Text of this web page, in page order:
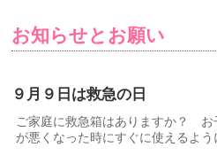
お知らせとお願い
９月９日は救急の日
ご家庭に救急箱はありますか？ お
が悪くなった時にすぐに使えるよう